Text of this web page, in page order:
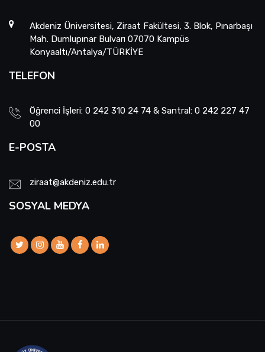
Akdeniz Üniversitesi, Ziraat Fakültesi, 3. Blok, Pınarbaşı
Mah. Dumlupınar Bulvarı 07070 Kampüs
Konyaaltı/Antalya/TÜRKİYE
TELEFON
Öğrenci İşleri: 0 242 310 24 74 & Santral: 0 242 227 47
00
E-POSTA
ziraat@akdeniz.edu.tr
SOSYAL MEDYA